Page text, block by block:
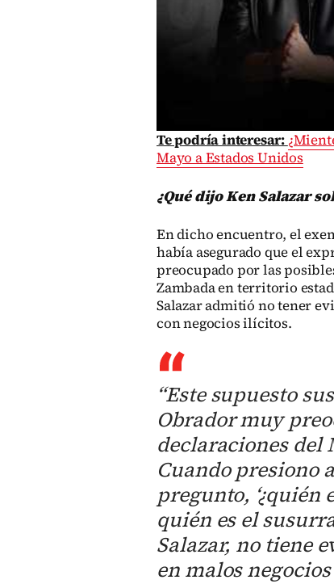
Te podría interesar:
Mayo a Estados Unidos
¿Qué dijo Ken Salazar
En dicho encuentro, el
había asegurado que el
preocupado por las
Zambada en territorio
Salazar admitió no tener
con negocios ilícitos.
“Este supuesto
Obrador muy
declaraciones del
Cuando presiono
pregunto, ‘¿quién
quién es el
Salazar, no tiene
en malos